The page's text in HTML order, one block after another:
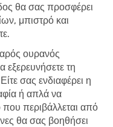
θα σας προσφέρει
μπιστρό και
ουρανός
εξερευνήσετε τη
σας ενδιαφέρει η
ή απλά να
περιβάλλεται από
θα σας βοηθήσει